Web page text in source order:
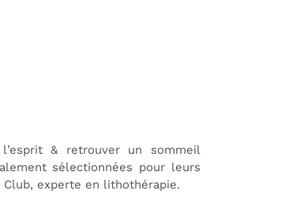
& retrouver un sommeil
sélectionnées pour leurs
experte en lithothérapie.